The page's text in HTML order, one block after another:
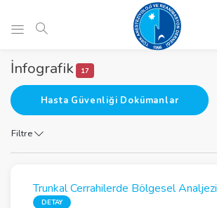
İnfografik 17
Hasta Güvenliği Dokümanlar
Filtre
Trunkal Cerrahilerde Bölgesel Analjezi
DETAY